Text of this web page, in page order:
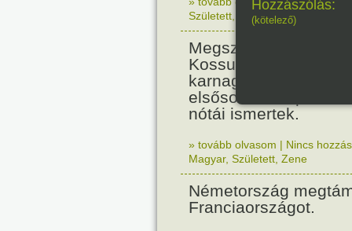
Született
Zene,Magyar
Megszületett Csenki
Kossuth-díjas
karnagy,
elsősorban
nótái ismertek.
» tovább olvasom | Nincs
Magyar, Született Zene
Németország
Franciaországot.
Hozzászólás:
(kötelező)